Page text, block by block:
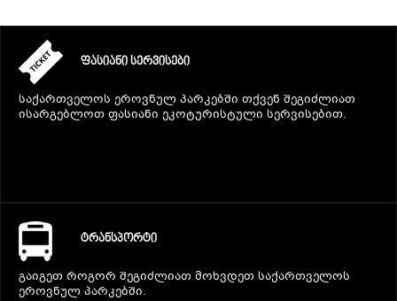
ᲤᲐᲡᲘᲐᲜᲘ ᲡᲔᲠᲕᲘᲡᲔᲑᲘ
საქართველოს ეროვნულ პარკებში თქვენ შეგიძლიათ
ისარგებლოთ ფასიანი ეკოტურისტული სერვისებით.
ᲢᲠᲐᲜᲡᲞᲝᲠᲢᲘ
გაიგეთ როგორ შეგიძლიათ მოხვდეთ საქართველოს
ეროვნულ პარკებში.